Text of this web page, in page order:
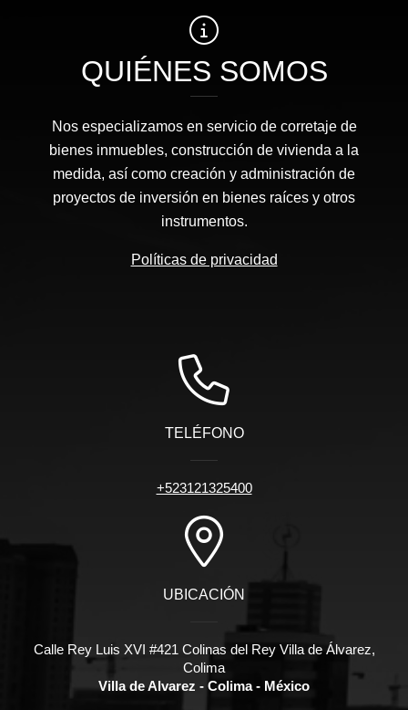
QUIÉNES SOMOS
Nos especializamos en servicio de corretaje de
bienes inmuebles, construcción de vivienda a la
medida, así como creación y administración de
proyectos de inversión en bienes raíces y otros
instrumentos.
Políticas de privacidad
TELÉFONO
+523121325400
UBICACIÓN
Calle Rey Luis XVI #421 Colinas del Rey Villa de Álvarez,
Colima
Villa de Alvarez - Colima - México